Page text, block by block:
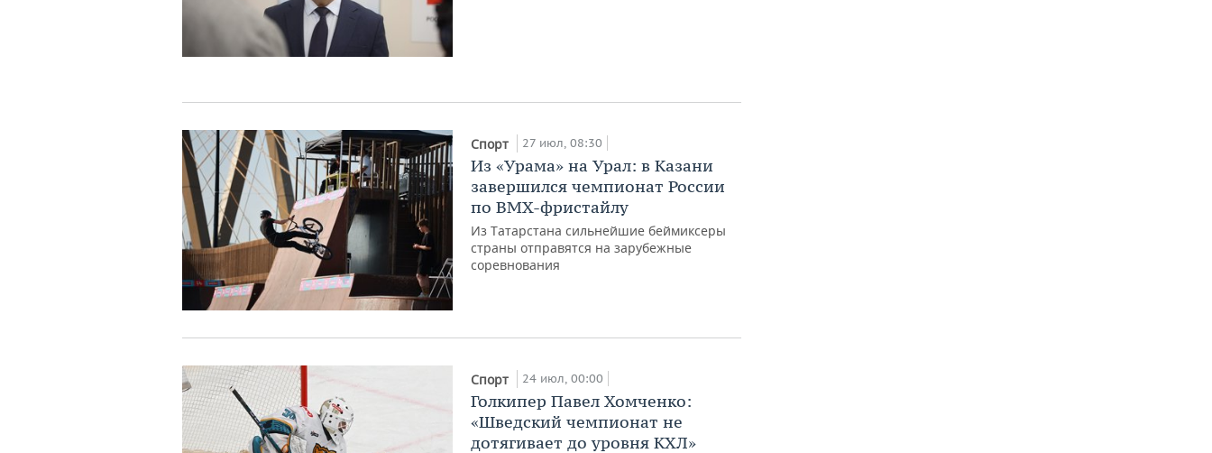
Спорт 27 июл, 08:30
Из «Урама» на Урал: в Казани
завершился чемпионат России
по BMX-фристайлу
Из Татарстана сильнейшие беймиксеры
страны отправятся на зарубежные
соревнования
Спорт 24 июл, 00:00
Голкипер Павел Хомченко:
«Шведский чемпионат не
дотягивает до уровня КХЛ»